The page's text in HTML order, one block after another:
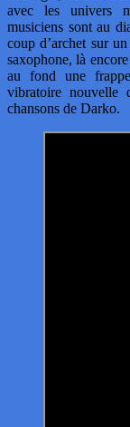
avec les univers
musiciens sont au
coup d’archet sur
saxophone, là
au fond une
vibratoire nouvelle
chansons de Darko.